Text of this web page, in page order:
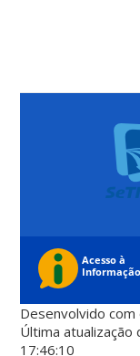
Desenvolvido
Última
17:46:10